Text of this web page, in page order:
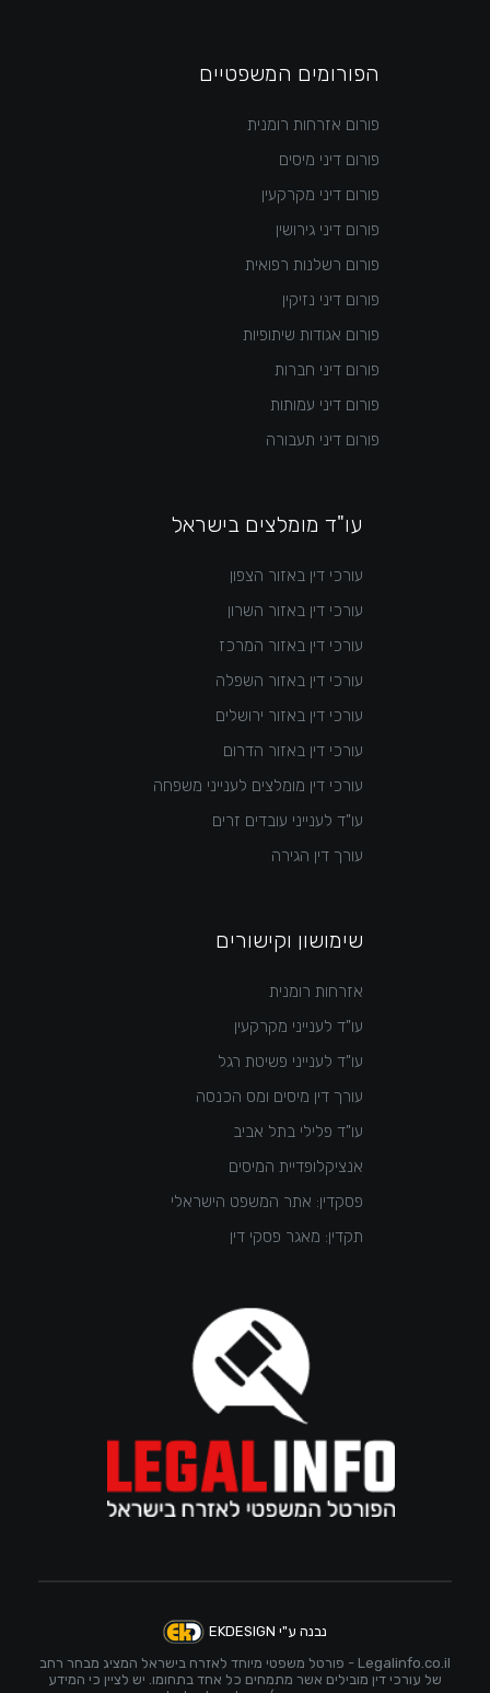
הפורומים המשפטיים
פורום אזרחות רומנית
פורום דיני מיסים
פורום דיני מקרקעין
פורום דיני גירושין
פורום רשלנות רפואית
פורום דיני נזיקין
פורום אגודות שיתופיות
פורום דיני חברות
פורום דיני עמותות
פורום דיני תעבורה
עו"ד מומלצים בישראל
עורכי דין באזור הצפון
עורכי דין באזור השרון
עורכי דין באזור המרכז
עורכי דין באזור השפלה
עורכי דין באזור ירושלים
עורכי דין באזור הדרום
עורכי דין מומלצים לענייני משפחה
עו"ד לענייני עובדים זרים
עורך דין הגירה
שימושון וקישורים
אזרחות רומנית
עו"ד לענייני מקרקעין
עו"ד לענייני פשיטת רגל
עורך דין מיסים ומס הכנסה
עו"ד פלילי בתל אביב
אנציקלופדיית המיסים
פסקדין: אתר המשפט הישראלי
תקדין: מאגר פסקי דין
נבנה ע"י EKDESIGN
Legalinfo.co.il - פורטל משפטי מיוחד לאזרח בישראל המציג מבחר רחב
של עורכי דין מובילים אשר מתמחים כל אחד בתחומו. יש לציין כי המידע